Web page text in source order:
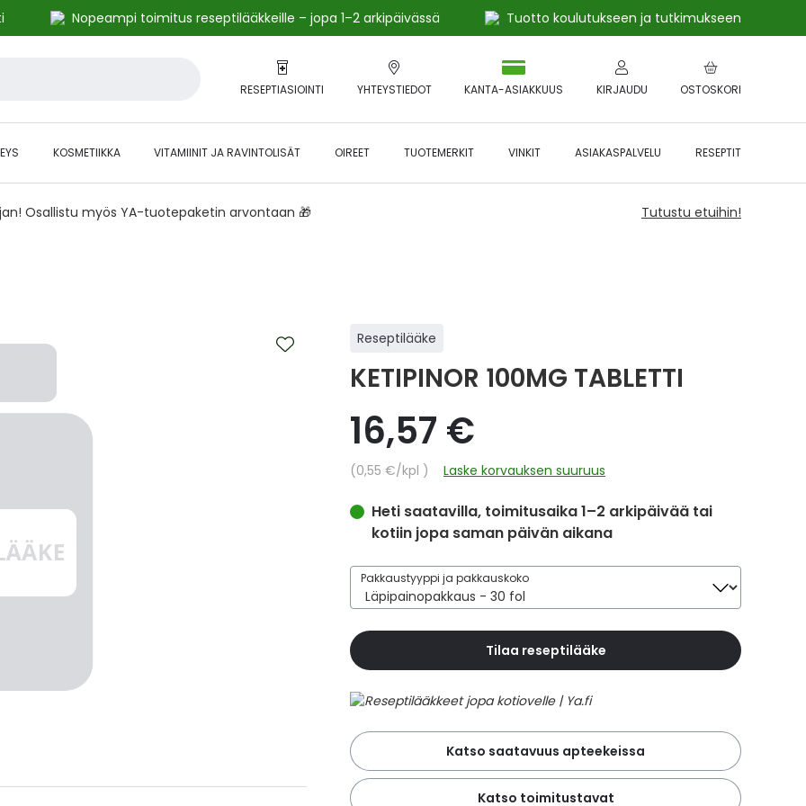
Nopeampi toimitus reseptilääkkeille – jopa 1–2 arkipäivässä
Tuotto koulutukseen ja tutkimukseen
RESEPTIASIOINTI YHTEYSTIEDOT OSTOSKORI
KANTA-ASIAKKUUS KIRJAUDU
KOSMETIIKKA VITAMIINIT JA RAVINTOLISÄT OIREET TUOTEMERKIT VINKIT ASIAKASPALVELU RESEPTIT
Osallistu myös YA-tuotepaketin arvontaan 🎁 Tutustu etuihin!
Reseptilääke
KETIPINOR 100MG TABLETTI
16,57 €
Yksikköhinta
0,55 €/kpl Laske korvauksen suuruus
Heti saatavilla, toimitusaika 1–2 arkipäivää tai
kotiin jopa saman päivän aikana
Pakkaustyyppi ja pakkauskoko
Tilaa reseptilääke
Katso saatavuus apteekeissa
Katso toimitustavat